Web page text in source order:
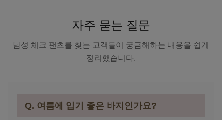
자주 묻는 질문
남성 체크 팬츠를 찾는 고객들이 궁금해하는 내용을 쉽게
정리했습니다.
Q. 여름에 입기 좋은 바지인가요?